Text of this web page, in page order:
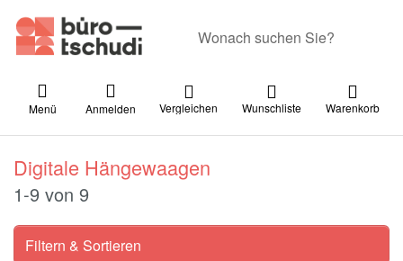
Menü Anmelden Vergleichen Wunschliste Warenkorb
Digitale Hängewaagen
Suchergebnisse:
1-9 von 9
Filtern & Sortieren